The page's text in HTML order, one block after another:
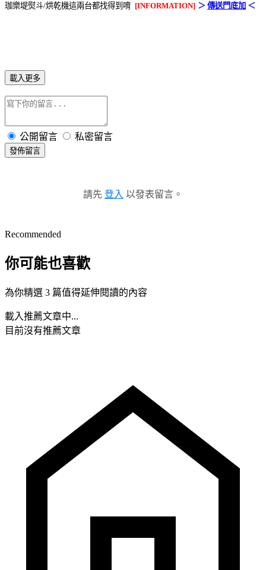
珈樂堤熨斗/烘乾機這兩台都找得到唷 [INFORMATION] ＞ 傳送門底加 ＜
載入更多
公開留言 私密留言
發佈留言
請先 登入 以發表留言。
Recommended
你可能也喜歡
為你精選 3 篇值得延伸閱讀的內容
載入推薦文章中...
目前沒有推薦文章